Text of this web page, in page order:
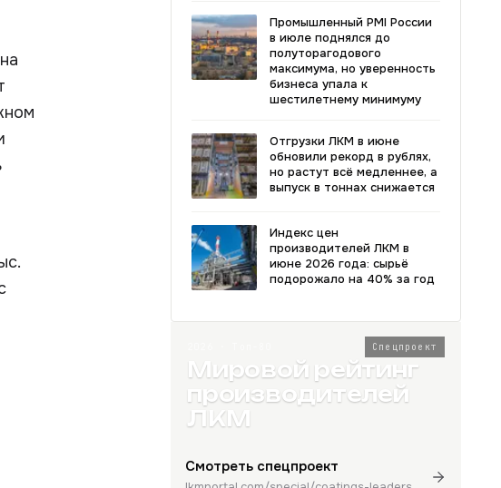
Промышленный PMI России
в июле поднялся до
полуторагодового
максимума, но уверенность
бизнеса упала к
шестилетнему минимуму
Отгрузки ЛКМ в июне
обновили рекорд в рублях,
но растут всё медленнее, а
выпуск в тоннах снижается
Индекс цен
производителей ЛКМ в
июне 2026 года: сырьё
подорожало на 40% за год
Спецпроект
Мировой рейтинг
производителей
ЛКМ
Смотреть спецпроект